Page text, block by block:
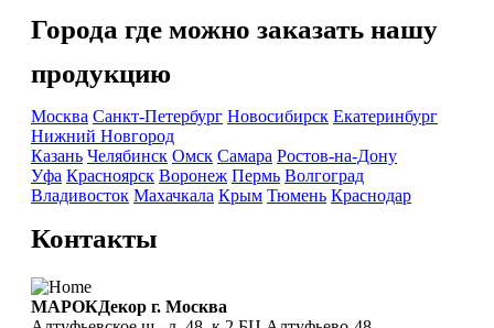
Города где можно заказать нашу
продукцию
Москва Санкт-Петербург Новосибирск Екатеринбург
Нижний Новгород
Казань Челябинск Омск Самара Ростов-на-Дону
Уфа Красноярск Воронеж Пермь Волгоград
Владивосток Махачкала Крым Тюмень Краснодар
Контакты
МАРОКДекор г. Москва